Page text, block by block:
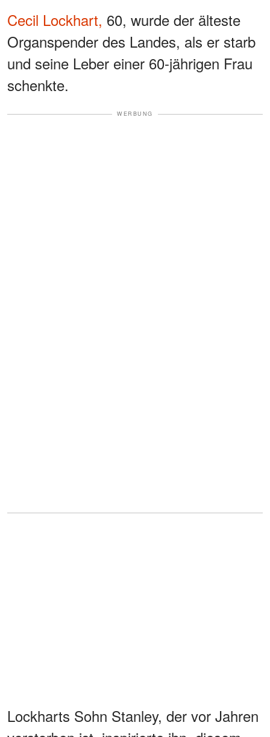
Cecil Lockhart, 60, wurde der älteste
Organspender des Landes, als er starb
und seine Leber einer 60-jährigen Frau
schenkte.
WERBUNG
Lockharts Sohn Stanley, der vor Jahren